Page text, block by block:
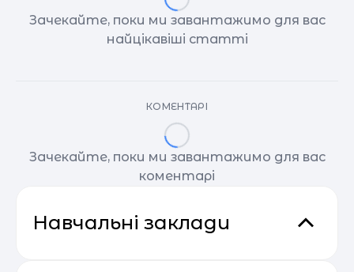
Зачекайте, поки ми завантажимо для вас
найцікавіші статті
КОМЕНТАРІ
Зачекайте, поки ми завантажимо для вас
коментарі
Навчальні заклади